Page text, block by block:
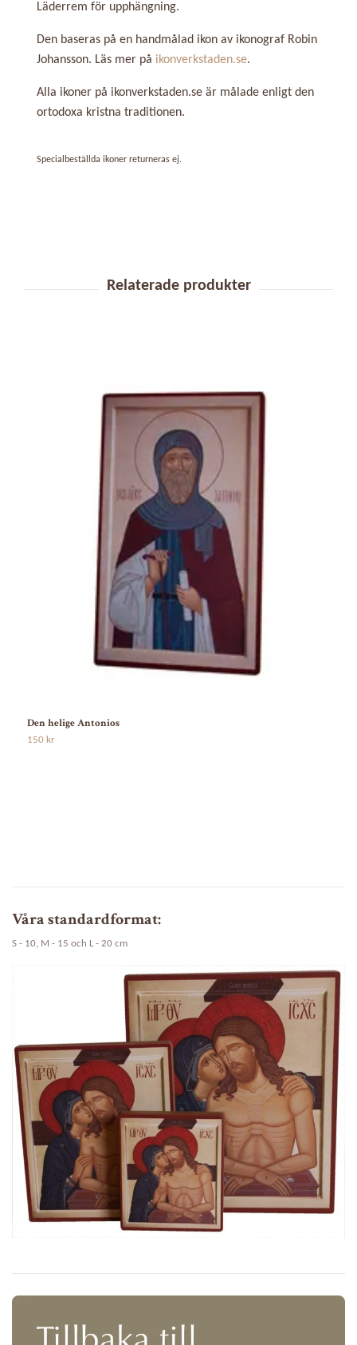
Våra standardformat:
S - 10, M - 15 och L - 20 cm
Läderrem för upphängning.
Den baseras på en handmålad ikon av ikonograf Robin
Johansson. Läs mer på ikonverkstaden.se.
Alla ikoner på ikonverkstaden.se är målade enligt den
ortodoxa kristna traditionen.
Specialbeställda ikoner returneras ej.
Den helige Antonios
150 kr